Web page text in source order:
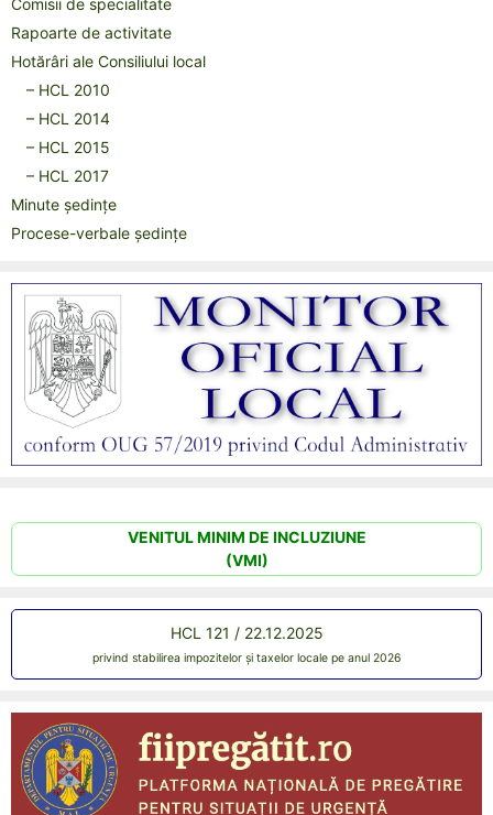
Comisii de specialitate
Rapoarte de activitate
Hotărâri ale Consiliului local
– HCL 2010
– HCL 2014
– HCL 2015
– HCL 2017
Minute ședințe
Procese-verbale ședințe
VENITUL MINIM DE INCLUZIUNE
(VMI)
HCL 121 / 22.12.2025
privind stabilirea impozitelor și taxelor locale pe anul 2026